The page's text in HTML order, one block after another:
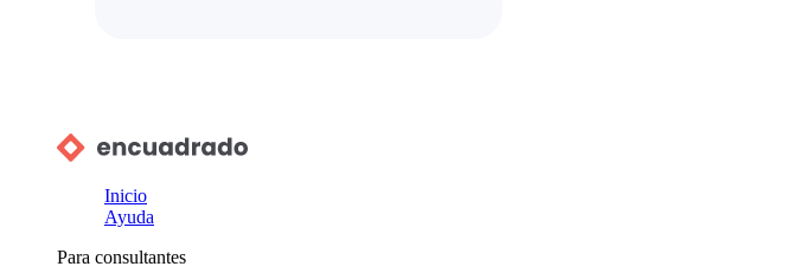
Inicio
Ayuda
Para consultantes